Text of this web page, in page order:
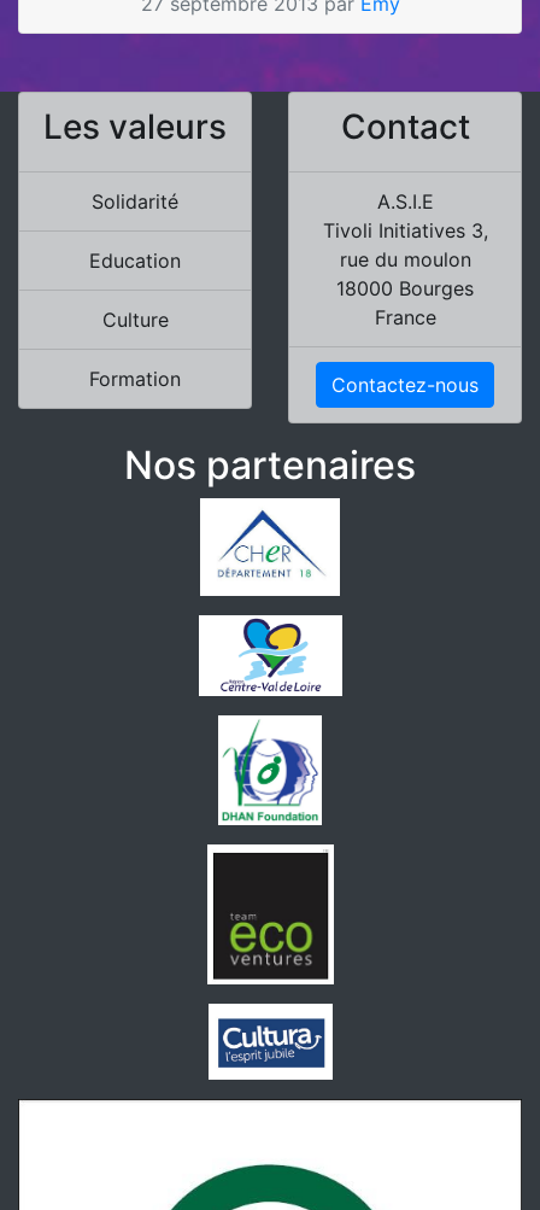
Les valeurs
Solidarité
Education
Culture
Formation
Contact
A.S.I.E
Tivoli Initiatives 3,
rue du moulon
18000 Bourges
France
Contactez-nous
Nos partenaires